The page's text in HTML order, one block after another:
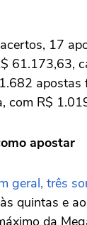
17
61.173,63,
apostas
com R$
apostar
geral, três
quintas e
da